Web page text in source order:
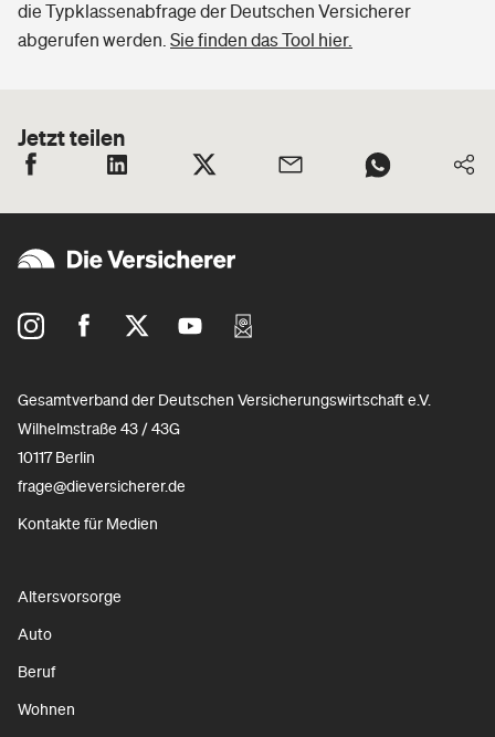
die Typklassenabfrage der Deutschen Versicherer
abgerufen werden. Sie finden das Tool hier.
Jetzt teilen
Gesamtverband der Deutschen Versicherungswirtschaft e.V.
Wilhelmstraße 43 / 43G
10117 Berlin
frage@dieversicherer.de
Kontakte für Medien
Altersvorsorge
Auto
Beruf
Wohnen